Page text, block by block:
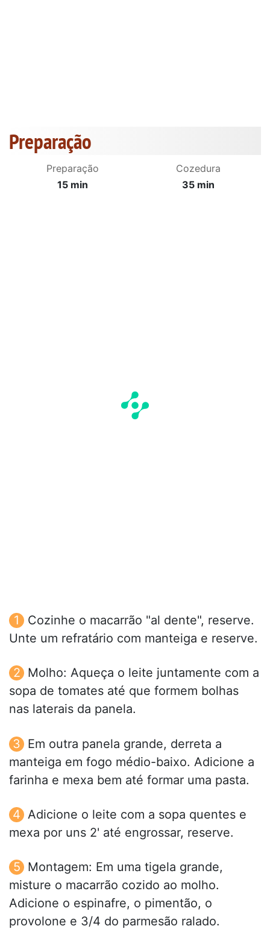
Preparação
Preparação
15 min
Cozedura
35 min
Cozinhe o macarrão "al dente", reserve.
Unte um refratário com manteiga e reserve.
Molho: Aqueça o leite juntamente com a
sopa de tomates até que formem bolhas
nas laterais da panela.
Em outra panela grande, derreta a
manteiga em fogo médio-baixo. Adicione a
farinha e mexa bem até formar uma pasta.
Adicione o leite com a sopa quentes e
mexa por uns 2' até engrossar, reserve.
Montagem: Em uma tigela grande,
misture o macarrão cozido ao molho.
Adicione o espinafre, o pimentão, o
provolone e 3/4 do parmesão ralado.